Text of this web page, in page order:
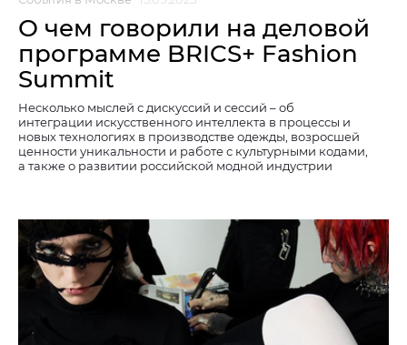
О чем говорили на деловой
программе BRICS+ Fashion
Summit
Несколько мыслей с дискуссий и сессий – об
интеграции искусственного интеллекта в процессы и
новых технологиях в производстве одежды, возросшей
ценности уникальности и работе с культурными кодами,
а также о развитии российской модной индустрии